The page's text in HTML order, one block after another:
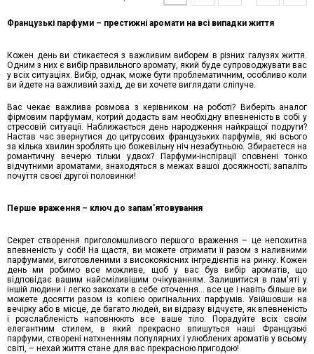
Французькі парфуми – престижні аромати на всі випадки життя
Кожен день ви стикаєтеся з важливим виборeм в різних галузях життя.
Одним з них є вибір правильного аромату, який буде супроводжувати вас
у всіх ситуаціях. Вибір, однак, може бути проблематичним, особливо коли
ви йдете на важливий захід, де ви хочете виглядати сліпуче.
Вас чекає важлива розмова з керівником на роботі? Виберіть аналог
фірмовим парфумам, котрий додасть вам необхідну впевненість в собі у
стресовій ситуації. Наближається день народження найкращої подруги?
Настав час звернутися до цитрусових французьких парфумів, які всього
за кілька хвилин зроблять цю божевільну ніч незабутньою. Збираєтеся на
романтичну вечерю тільки удвох? Парфуми-інспірації сповнені тонко
відчутними ароматами, знаходяться в межах вашої досяжності; запаліть
почуття своєї другої половинки!
Перше враження – ключ до запам'ятовування
Секрет створення приголомшливого першого враження – це непохитна
впевненість у собі! На щастя, ви можете отримати її разом з наливними
парфумами, виготовленими з високоякісних інгредієнтів на ринку. Кожен
день ми робимо все можливе, щоб у вас був вибір ароматів, що
відповідає вашим найсміливішим очікуванням. Залишитися в пам'яті у
іншій людини і легко закохати в себе оточення... все це і навіть більше ви
можете досягти разом із копією оригінальних парфумів. Увійшовши на
вечірку або в місце, де багато людей, ви відразу відчуєте, як впевненість
і розслабленість наповнюють все ваше тіло. Порадуйте всіх своїм
елегантним стилем, в який прекрасно впишуться наші Французькі
парфуми, створені натхненням популярних і улюблених ароматів у всьому
світі, – нехай життя стане для вас прекрасною пригодою!